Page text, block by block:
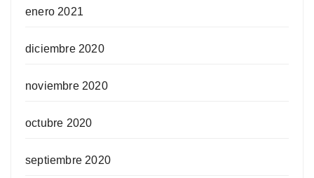
enero 2021
diciembre 2020
noviembre 2020
octubre 2020
septiembre 2020